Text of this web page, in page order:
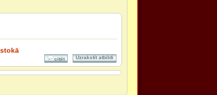
Uzrakstīt atbildi
citēt